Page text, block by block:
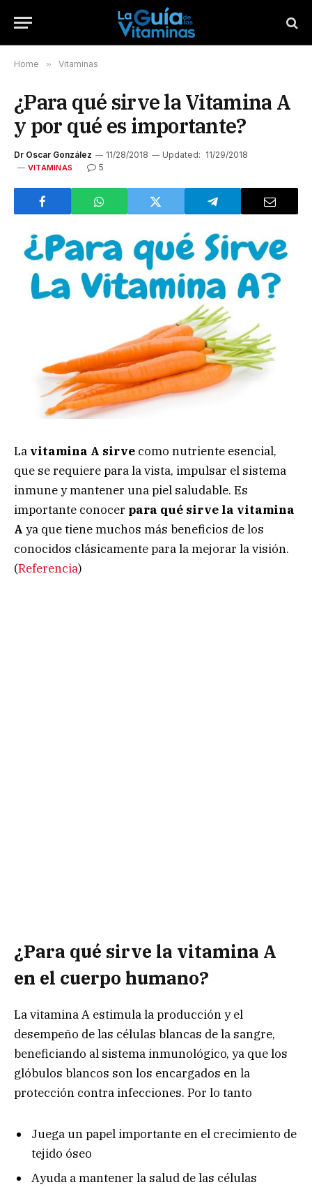
Home » Vitaminas
¿Para qué sirve la Vitamina A
y por qué es importante?
Dr Oscar González 11/28/2018 Updated: 11/29/2018
VITAMINAS 5
La vitamina A sirve como nutriente esencial,
que se requiere para la vista, impulsar el sistema
inmune y mantener una piel saludable. Es
importante conocer para qué sirve la vitamina
A ya que tiene muchos más beneficios de los
conocidos clásicamente para la mejorar la visión.
(Referencia)
¿Para qué sirve la vitamina A
en el cuerpo humano?
La vitamina A estimula la producción y el
desempeño de las células blancas de la sangre,
beneficiando al sistema inmunológico, ya que los
glóbulos blancos son los encargados en la
protección contra infecciones. Por lo tanto
Juega un papel importante en el crecimiento de
tejido óseo
Ayuda a mantener la salud de las células